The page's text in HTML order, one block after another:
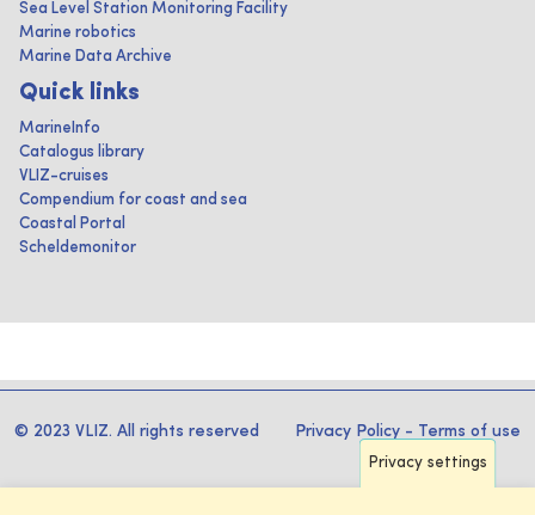
Sea Level Station Monitoring Facility
Marine robotics
Marine Data Archive
Quick links
MarineInfo
Catalogus library
VLIZ-cruises
Compendium for coast and sea
Coastal Portal
Scheldemonitor
© 2023 VLIZ. All rights reserved Privacy Policy - Terms of use
Privacy settings